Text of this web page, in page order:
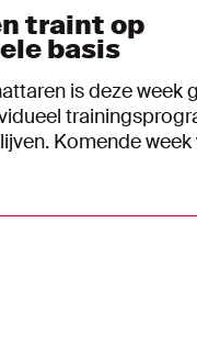
traint op
basis
is deze week
Komende
vervolgtraject zal